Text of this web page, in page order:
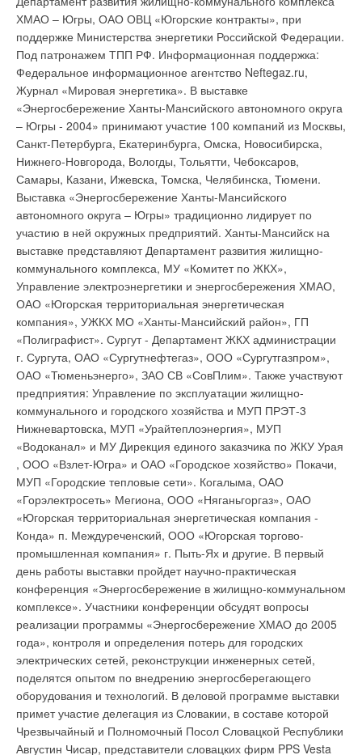
ХМАО – Югры, ОАО ОВЦ «Югорские контракты», при
поддержке Министерства энергетики Российской Федерации.
Под патронажем ТПП РФ. Информационная поддержка:
Федеральное информационное агентство Neftegaz.ru,
Журнал «Мировая энергетика». В выставке
«Энергосбережение Ханты-Мансийского автономного округа
– Югры - 2004» принимают участие 100 компаний из Москвы,
Санкт-Петербурга, Екатеринбурга, Омска, Новосибирска,
Нижнего-Новгорода, Вологды, Тольятти, Чебоксаров,
Самары, Казани, Ижевска, Томска, Челябинска, Тюмени.
Выставка «Энергосбережение Ханты-Мансийского
автономного округа – Югры» традиционно лидирует по
участию в ней окружных предприятий. Ханты-Мансийск на
выставке представляют Департамент развития жилищно-
коммунального комплекса, МУ «Комитет по ЖКХ»,
Управление электроэнергетики и энергосбережения ХМАО,
ОАО «Югорская территориальная энергетическая
компания», УЖКХ МО «Ханты-Мансийский район», ГП
«Полиграфист». Сургут - Департамент ЖКХ администрации
г. Сургута, ОАО «Сургутнефтегаз», ООО «Сургутгазпром»,
ОАО «Тюменьэнерго», ЗАО СВ «СовПлим». Также участвуют
предприятия: Управление по эксплуатации жилищно-
коммунального и городского хозяйства и МУП ПРЭТ-3
Нижневартовска, МУП «Урайтеплоэнергия», МУП
«Водоканал» и МУ Дирекция единого заказчика по ЖКУ Урая
, ООО «Взлет-Югра» и ОАО «Городское хозяйство» Покачи,
МУП «Городские тепловые сети». Когалыма, ОАО
«Горэлектросеть» Мегиона, ООО «Няганьгоргаз», ОАО
«Югорская территориальная энергетическая компания -
Конда» п. Междуреченский, ООО «Югорская торгово-
промышленная компания» г. Пыть-Ях и другие. В первый
день работы выставки пройдет научно-практическая
конференция «Энергосбережение в жилищно-коммунальном
комплексе». Участники конференции обсудят вопросы
реализации программы «Энергосбережение ХМАО до 2005
года», контроля и определения потерь для городских
электрических сетей, реконструкции инженерных сетей,
поделятся опытом по внедрению энергосберегающего
оборудования и технологий. В деловой программе выставки
примет участие делегация из Словакии, в составе которой
Чрезвычайный и Полномочный Посол Словацкой Республики
Августин Чисар, представители словацких фирм PPS Vesta
Теперь же обязательной станет проверка воды на
бактериологическую безопасность. Кроме того, новые
рекомендации отличаются единым подходом к обеспечению
очистки воды – от проверки источника на загрязнение
бытовыми отходами и нечистотами до регулярной смены
водопроводных фильтров. «Третье издание рекомендаций –
это шаг вперед в работе по обеспечению чистоты питьевой
воды и улучшению здоровья населения, сравнимый разве
что с введением метода хлорирования воды. Этот новый
подход должен стать основным при проведении очистки и
контроле за качеством воды во всем мире», – говорит доктор
Майкл Раус (Michael Rouse) президент Международной
ассоциации по питьевой воде.Источник: Медновости
Комментарии
В этой теме еще нет комментариев
Добавить комментарий
Ваше имя *
Ваш E-mail *
Текст комментария
ограждающего материала. Это Structure(TM). На самом деле
это одно из лучших предложений компании Dow в данной
области (имеется в виду ряд STYROFOAM(R). Ряд путей,
которыми могут следовать домовладельцы, стремясь снизить
стоимость эксплуатации своих владений и создать
действительно энергоэффективное жилище, включает
использование грамотной теплоизоляции. Именно
организация своего рода заграждения на пути
воздухообмена между интерьером и экстерьером и создает
фильтр, помогающий эффективно экономить. Будучи
грамотно смонтированной, система Structure может
существенно уменьшить степень утечки тепла через
различного рода неплотности стыков и прочие малые
отверстия наружных ограждений. Данный параметр может
достигнуть 25%. Результат – не только ощутимое
уменьшение энерготарифа, но и более совершенный подход
к контролю интерьерного климата. Ведь работа как системы
отопления жилища в холодное время года, так и системы его
охлаждения в жаркий период может быть отрегулирована
таким образом, что будут решаться обе немаловажные
задачи. Даже тогда, когда конструктивная основа дома
представляет собой деревянную пространственную раму (и
теплопотери через наружные ограждения могут быть
значительными), грамотная теплоизоляция помогает
преодолевать подобные трудности. Еще одно качество
предлагаемого сайдинга, которое очень трудно переоценить,
состоит в том, что данная конструкция наружного
ограждения представляет собой отличную звукоизоляцию.
Уровень как высокочастотного шума, так и шума,
рождающегося в результате воздействия ветровых нагрузок,
может быть уменьшен вдвое. Также немаловажное качество
этого материала - это то, что его при всем желании
невозможно утопить в воде. Еще в 1942 г. Береговая охрана
США использовала STYROFOAM от Dow в конструкции
спасательного плота, рассчитанного на 6 человек. Что же
касается Strusture, то клеточная структура данного
материала, созданного на основе XPP STYROFOAM,
успешно сопротивляется увлажнению (которое в принципе
способно существенно подпортить как целостность, так и
эффективность теплоизоляционного материала). По
сравнению с аналогами Strusture характеризуется крайне
низким водопоглощением. Испытания, проведенные в